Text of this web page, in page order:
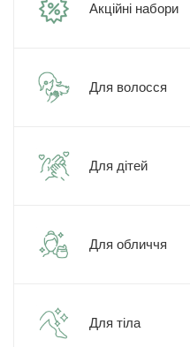
Акційні набори
Для волосся
Для дітей
Для обличчя
Для тіла